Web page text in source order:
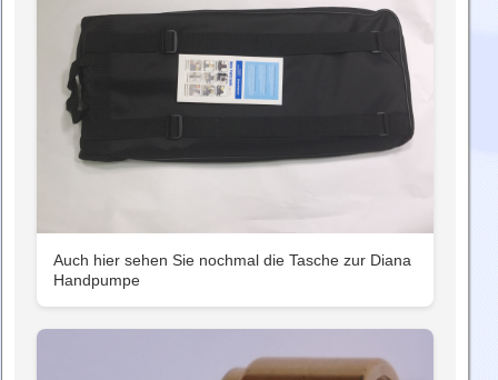
Auch hier sehen Sie nochmal die Tasche zur Diana
Handpumpe